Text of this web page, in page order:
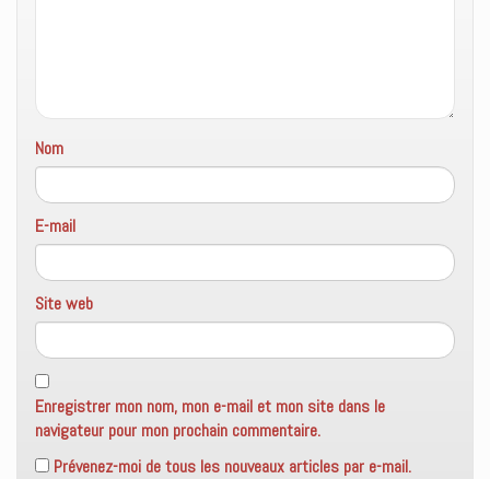
Nom
E-mail
Site web
Enregistrer mon nom, mon e-mail et mon site dans le
navigateur pour mon prochain commentaire.
Prévenez-moi de tous les nouveaux articles par e-mail.